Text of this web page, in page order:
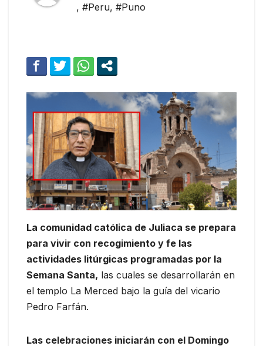
, #Peru, #Puno
La comunidad católica de Juliaca se prepara
para vivir con recogimiento y fe las
actividades litúrgicas programadas por la
Semana Santa, las cuales se desarrollarán en
el templo La Merced bajo la guía del vicario
Pedro Farfán.
Las celebraciones iniciarán con el Domingo